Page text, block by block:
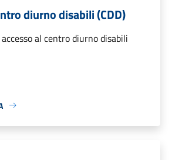
diurno disabili (CDD)
al centro diurno disabili